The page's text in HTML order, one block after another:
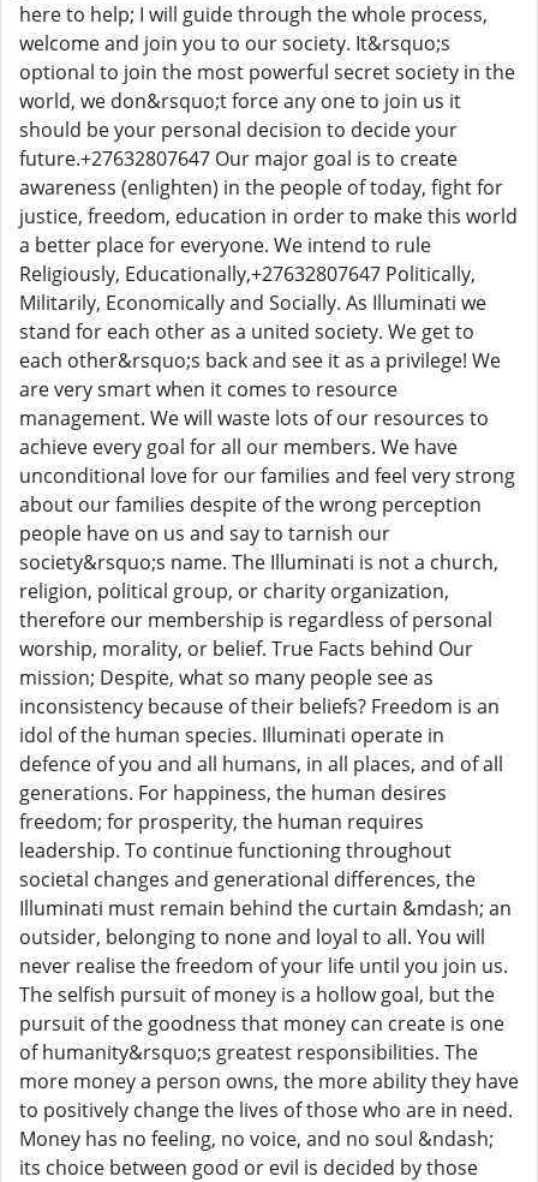
here to help; I will guide through the whole process,
welcome and join you to our society. It&rsquo;s
optional to join the most powerful secret society in the
world, we don&rsquo;t force any one to join us it
should be your personal decision to decide your
future.+27632807647 Our major goal is to create
awareness (enlighten) in the people of today, fight for
justice, freedom, education in order to make this world
a better place for everyone. We intend to rule
Religiously, Educationally,+27632807647 Politically,
Militarily, Economically and Socially. As Illuminati we
stand for each other as a united society. We get to
each other&rsquo;s back and see it as a privilege! We
are very smart when it comes to resource
management. We will waste lots of our resources to
achieve every goal for all our members. We have
unconditional love for our families and feel very strong
about our families despite of the wrong perception
people have on us and say to tarnish our
society&rsquo;s name. The Illuminati is not a church,
religion, political group, or charity organization,
therefore our membership is regardless of personal
worship, morality, or belief. True Facts behind Our
mission; Despite, what so many people see as
inconsistency because of their beliefs? Freedom is an
idol of the human species. Illuminati operate in
defence of you and all humans, in all places, and of all
generations. For happiness, the human desires
freedom; for prosperity, the human requires
leadership. To continue functioning throughout
societal changes and generational differences, the
Illuminati must remain behind the curtain &mdash; an
outsider, belonging to none and loyal to all. You will
never realise the freedom of your life until you join us.
The selfish pursuit of money is a hollow goal, but the
pursuit of the goodness that money can create is one
of humanity&rsquo;s greatest responsibilities. The
more money a person owns, the more ability they have
to positively change the lives of those who are in need.
Money has no feeling, no voice, and no soul &ndash;
its choice between good or evil is decided by those